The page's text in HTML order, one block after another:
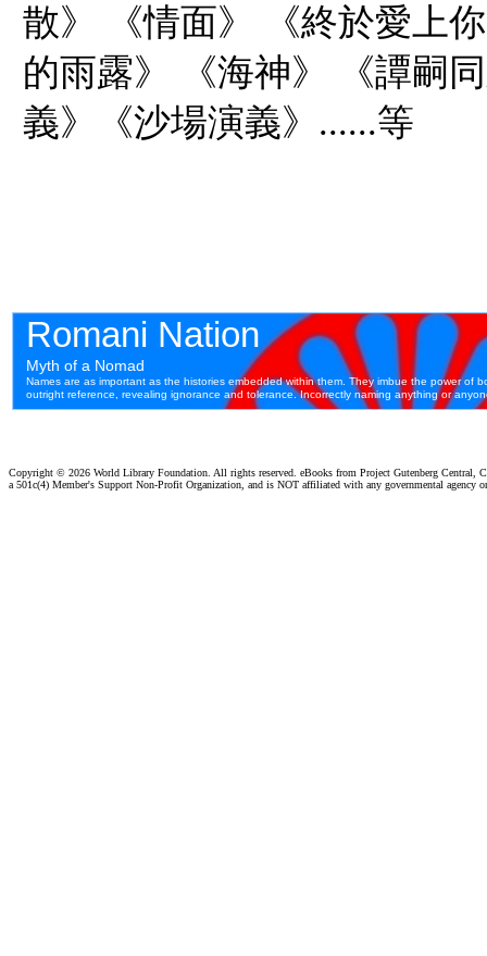
散》 《情面》 《終於愛上
的雨露》 《海神》 《譚嗣
義》《沙場演義》......等
Copyright © 2026 World Library Foundation. All rights reserved. eBooks from Project Gutenberg Central,
a 501c(4) Member's Support Non-Profit Organization, and is NOT affiliated with any governmental agency